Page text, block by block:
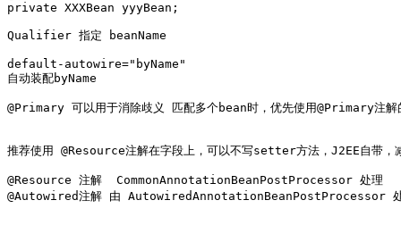
private XXXBean yyyBean;
Qualifier 指定 beanName
default-autowire="byName"
自动装配byName
@Primary 可以用于消除歧义 匹配多个bean时，优先使用@Primary注解
推荐使用 @Resource注解在字段上，可以不写setter方法，J2EE自带
@Resource 注解  CommonAnnotationBeanPostProcessor 处理
@Autowired注解 由 AutowiredAnnotationBeanPostProcessor